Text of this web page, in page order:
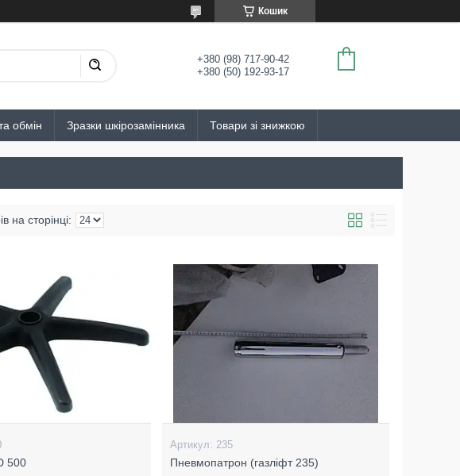
Кошик
+380 (98) 717-90-42
+380 (50) 192-93-17
обмін Зразки шкірозамінника Товари зі знижкою
500
235
Пневмопатрон (газліфт 235)